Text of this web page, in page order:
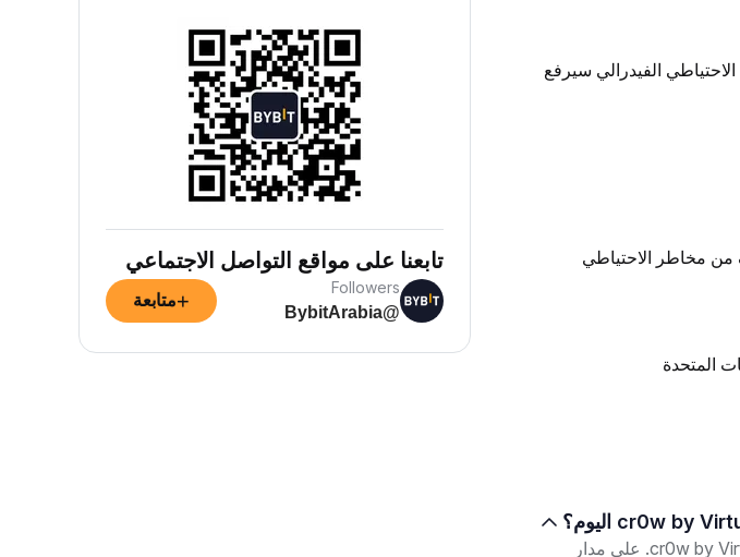
الفيدرالي سيرفع
من مخاطر الاحتياطي
المتحدة
اعتبارًا من 8 أغسطس 2026، بلغ سعر التداول الحالي لـcr0w by Virtuals (CROW) $0.00001994. على مدار
تابعنا على مواقع التواصل الاجتماعي
Followers
@BybitArabia
+متابعة